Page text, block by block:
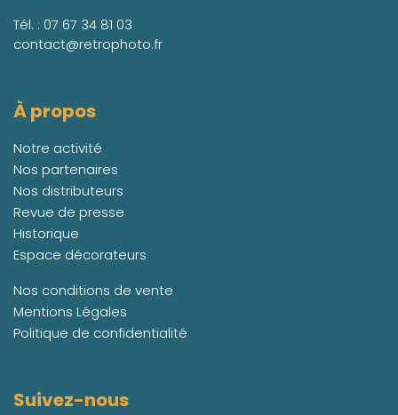
Tél. : 07 67 34 81 03
contact@retrophoto.fr
À propos
Notre activité
Nos partenaires
Nos distributeurs
Revue de presse
Historique
Espace décorateurs
Nos conditions de vente
Mentions Légales
Politique de confidentialité
Suivez-nous